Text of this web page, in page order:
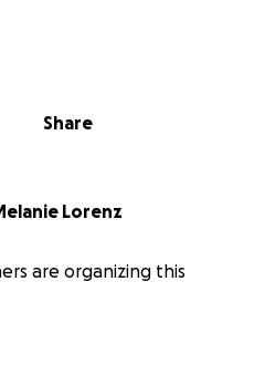
Share
Lorenz
are organizing this